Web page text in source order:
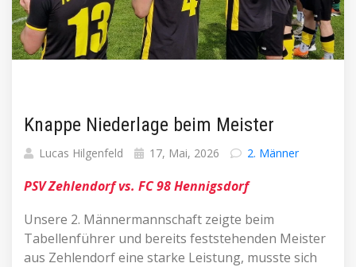
Knappe Niederlage beim Meister
Lucas Hilgenfeld 17, Mai, 2026 2. Männer
PSV Zehlendorf vs. FC 98 Hennigsdorf
Unsere 2. Männermannschaft zeigte beim
Tabellenführer und bereits feststehenden Meister
aus Zehlendorf eine starke Leistung, musste sich